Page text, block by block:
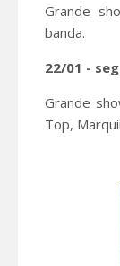
Grande
banda.
22/01 -
Grande
Top,